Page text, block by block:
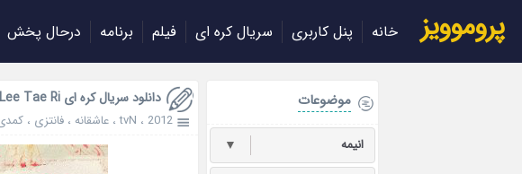
پروموویز خانه پنل کاربری سریال کره ای فیلم برنامه درحال پخش
دانلود سریال کره ای I Love Lee Tae Ri
2012 ، tvN، عاشقانه ، فانتزی ،
موضوعات
انیمه ▼